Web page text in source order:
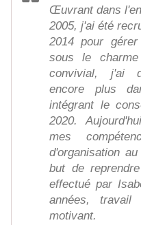
Œuvrant dans
2005, j'ai été
2014 pour
sous le
convivial, j'ai
encore plus
intégrant le
2020.
mes
d'organisation
but de
effectué par
années, travail
motivant.